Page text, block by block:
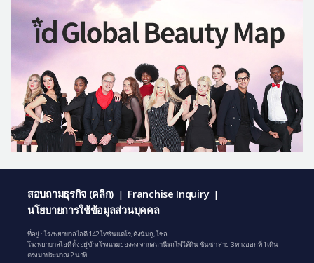
สอบถามธุรกิจ (คลิก) | Franchise Inquiry |
นโยบายการใช้ข้อมูลส่วนบุคคล
ที่อยู่ : โรงพยาบาลไอดี 142 โทซันแดโร, คังนัมกู, โซล
โรงพยาบาลไอดี ตั้งอยู่ข้างโรงแรมยองดง จากสถานีรถไฟใต้ดิน ชินซา สาย 3 ทางออกที่ 1 เดิน
ตรงมาประมาณ 2 นาที